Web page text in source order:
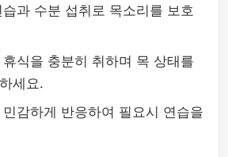
과 수분 섭취로 목소리를 보호
식을 충분히 취하며 목 상태를
세요.
감하게 반응하여 필요시 연습을